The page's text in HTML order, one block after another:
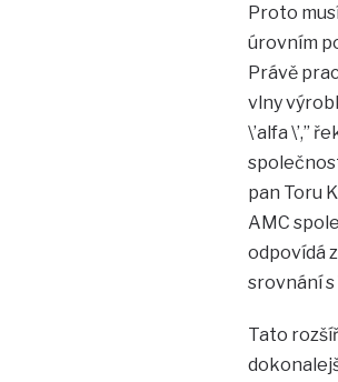
Proto
úrovním
Právě
vlny
\’alfa \’,”
pan Toru
AMC
odpovídá
srovnání s
Tato